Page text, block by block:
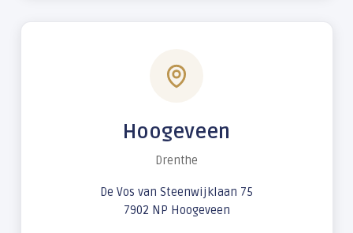
Hoogeveen
Drenthe
De Vos van Steenwijklaan 75
7902 NP Hoogeveen